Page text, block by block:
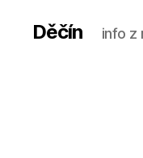
Děčín info z